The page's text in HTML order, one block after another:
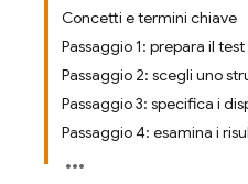
Concetti e termini chiave
Passaggio 1: prepara il
Passaggio 2: scegli uno
Passaggio 3: specifica i
Passaggio 4: esamina i